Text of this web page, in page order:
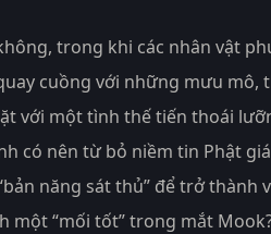
trong khi các nhân vật
cuồng với những mưu mô,
với một tình thế tiến thoái
có nên từ bỏ niềm tin Phật
năng sát thủ” để trở thành
một “mối tốt” trong mắt